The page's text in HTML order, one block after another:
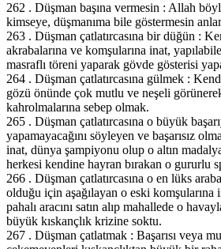
262 . Düşman başına vermesin : Allah
kimseye, düşmanıma bile göstermesin
263 . Düşman çatlatırcasına bir düğün :
akrabalarına ve komşularına inat,
masraflı töreni yaparak gövde gösterisi
264 . Düşman çatlatırcasına gülmek :
gözü önünde çok mutlu ve neşeli
kahrolmalarına sebep olmak.
265 . Düşman çatlatırcasına o büyük
yapamayacağını söyleyen ve başarısız
inat, dünya şampiyonu olup o altın
herkesi kendine hayran bırakan o gururlu
266 . Düşman çatlatırcasına o en lüks
olduğu için aşağılayan o eski komşularına
pahalı aracını satın alıp mahallede o
büyük kıskançlık krizine soktu.
267 . Düşman çatlatmak : Başarısı veya